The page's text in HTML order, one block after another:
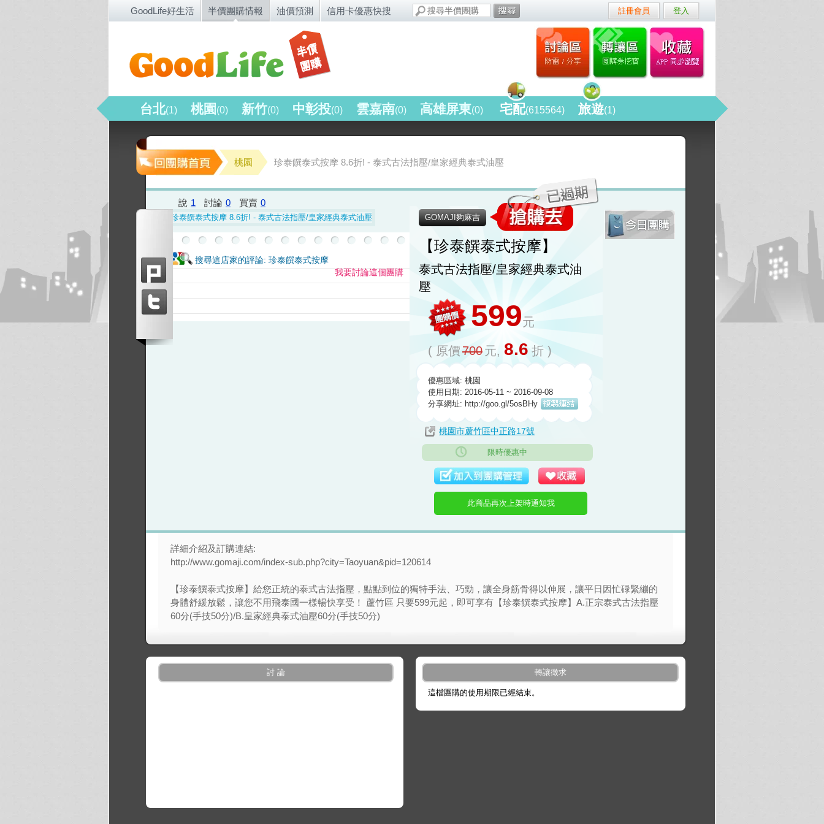
GoodLife好生活 半價團購情報 油價預測 信用卡優惠快搜 註冊會員 登入
台北(1) 桃園 (0) 新竹(0) 中彰投(0) 雲嘉南(0) 高雄屏東(0) 宅配(615564) 旅遊(1)
桃園 珍泰饌泰式按摩 8.6折! - 泰式古法指壓/皇家經典泰式油壓
說 1 討論 0 買賣 0
搜尋這店家的評論: 珍泰饌泰式按摩
我要討論這個團購
GOMAJI夠麻吉
【珍泰饌泰式按摩】
泰式古法指壓/皇家經典泰式油
壓
599元
( 原價700元, 8.6 折 )
優惠區域: 桃園
使用日期: 2016-05-11 ~ 2016-09-08
分享網址: http://goo.gl/5osBHy
桃園市蘆竹區中正路17號
限時優惠中
此商品再次上架時通知我
詳細介紹及訂購連結:
http://www.gomaji.com/index-sub.php?city=Taoyuan&pid=120614
【珍泰饌泰式按摩】給您正統的泰式古法指壓，點點到位的獨特手法、巧勁，讓全身筋骨得以伸展，讓平日因忙碌緊繃的
身體舒緩放鬆，讓您不用飛泰國一樣暢快享受！ 蘆竹區 只要599元起，即可享有【珍泰饌泰式按摩】A.正宗泰式古法指壓
60分(手技50分)/B.皇家經典泰式油壓60分(手技50分)
討 論 轉讓徵求
這檔團購的使用期限已經結束。